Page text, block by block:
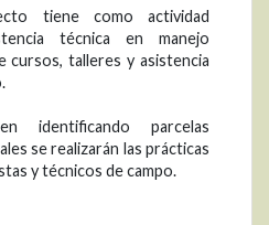
tiene como actividad
técnica en manejo
cursos, talleres y asistencia
identificando parcelas
se realizarán las prácticas
y técnicos de campo.